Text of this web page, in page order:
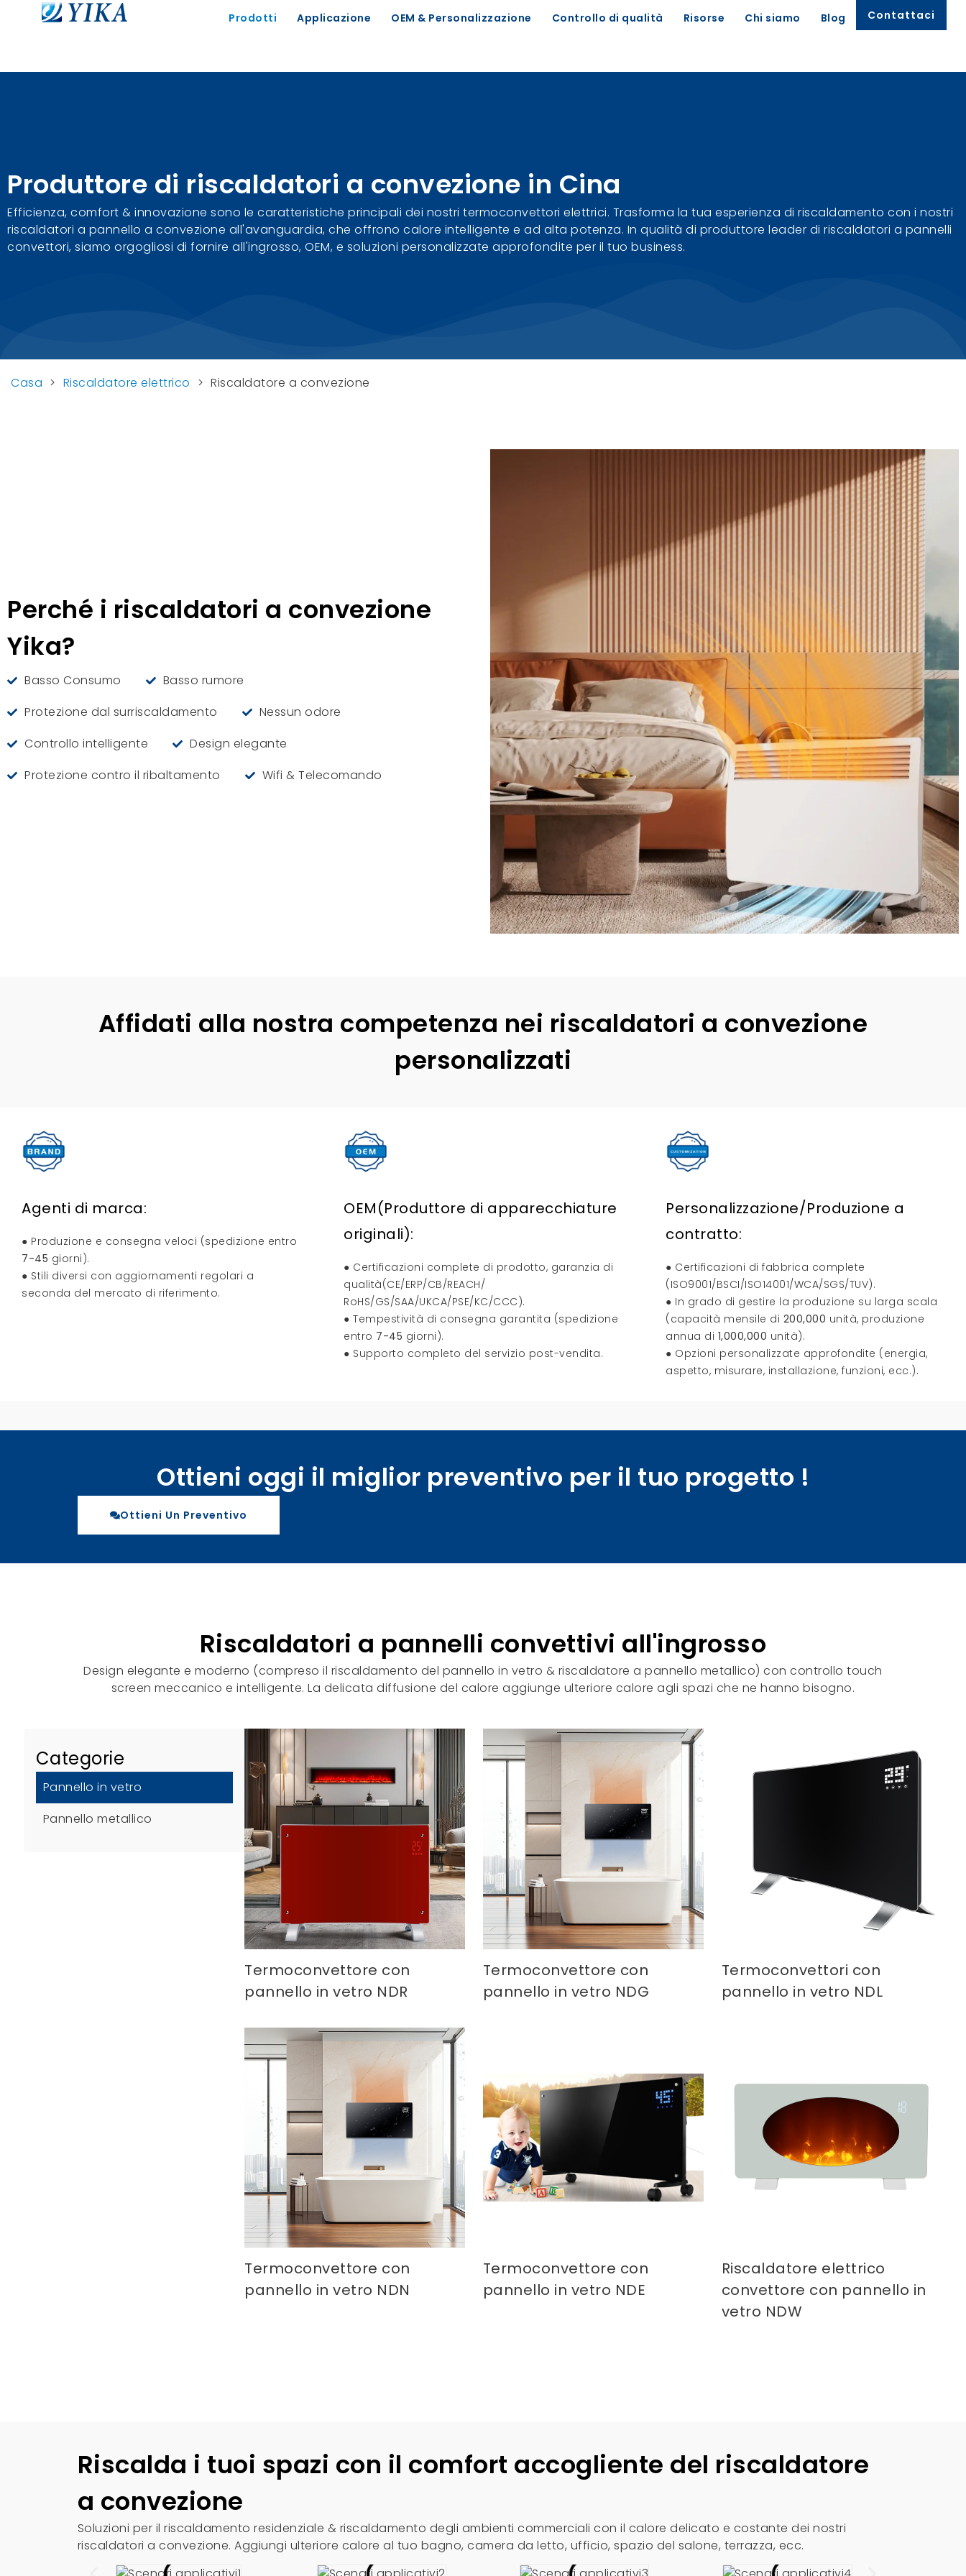
Prodotti Applicazione OEM & Personalizzazione Controllo di qualità Risorse Chi siamo Blog Contattaci
Produttore di riscaldatori a convezione in Cina
Efficienza, comfort & innovazione sono le caratteristiche principali dei nostri termoconvettori elettrici. Trasforma la tua esperienza di riscaldamento con i nostri
riscaldatori a pannello a convezione all'avanguardia, che offrono calore intelligente e ad alta potenza. In qualità di produttore leader di riscaldatori a pannelli
convettori, siamo orgogliosi di fornire all'ingrosso, OEM, e soluzioni personalizzate approfondite per il tuo business.
Casa > Riscaldatore elettrico > Riscaldatore a convezione
Perché i riscaldatori a convezione
Yika?
Basso Consumo
Basso rumore
Protezione dal surriscaldamento
Nessun odore
Controllo intelligente
Design elegante
Protezione contro il ribaltamento
Wifi & Telecomando
Affidati alla nostra competenza nei riscaldatori a convezione
personalizzati
Agenti di marca:
● Produzione e consegna veloci (spedizione entro
7-45 giorni).
● Stili diversi con aggiornamenti regolari a
seconda del mercato di riferimento.
OEM(Produttore di apparecchiature
originali):
● Certificazioni complete di prodotto, garanzia di
qualità(CE/ERP/CB/REACH/
RoHS/GS/SAA/UKCA/PSE/KC/CCC).
● Tempestività di consegna garantita (spedizione
entro 7-45 giorni).
● Supporto completo del servizio post-vendita.
Personalizzazione/Produzione a
contratto:
● Certificazioni di fabbrica complete
(ISO9001/BSCI/ISO14001/WCA/SGS/TUV).
● In grado di gestire la produzione su larga scala
(capacità mensile di 200,000 unità, produzione
annua di 1,000,000 unità).
● Opzioni personalizzate approfondite (energia,
aspetto, misurare, installazione, funzioni, ecc.).
Ottieni oggi il miglior preventivo per il tuo progetto !
Ottieni Un Preventivo
Riscaldatori a pannelli convettivi all'ingrosso
Design elegante e moderno (compreso il riscaldamento del pannello in vetro & riscaldatore a pannello metallico) con controllo touch
screen meccanico e intelligente. La delicata diffusione del calore aggiunge ulteriore calore agli spazi che ne hanno bisogno.
Categorie
Pannello in vetro
Pannello metallico
Termoconvettore con
pannello in vetro NDR
Termoconvettore con
pannello in vetro NDG
Termoconvettori con
pannello in vetro NDL
Termoconvettore con
pannello in vetro NDN
Termoconvettore con
pannello in vetro NDE
Riscaldatore elettrico
convettore con pannello in
vetro NDW
Riscalda i tuoi spazi con il comfort accogliente del riscaldatore
a convezione
Soluzioni per il riscaldamento residenziale & riscaldamento degli ambienti commerciali con il calore delicato e costante dei nostri
riscaldatori a convezione. Aggiungi ulteriore calore al tuo bagno, camera da letto, ufficio, spazio del salone, terrazza, ecc.